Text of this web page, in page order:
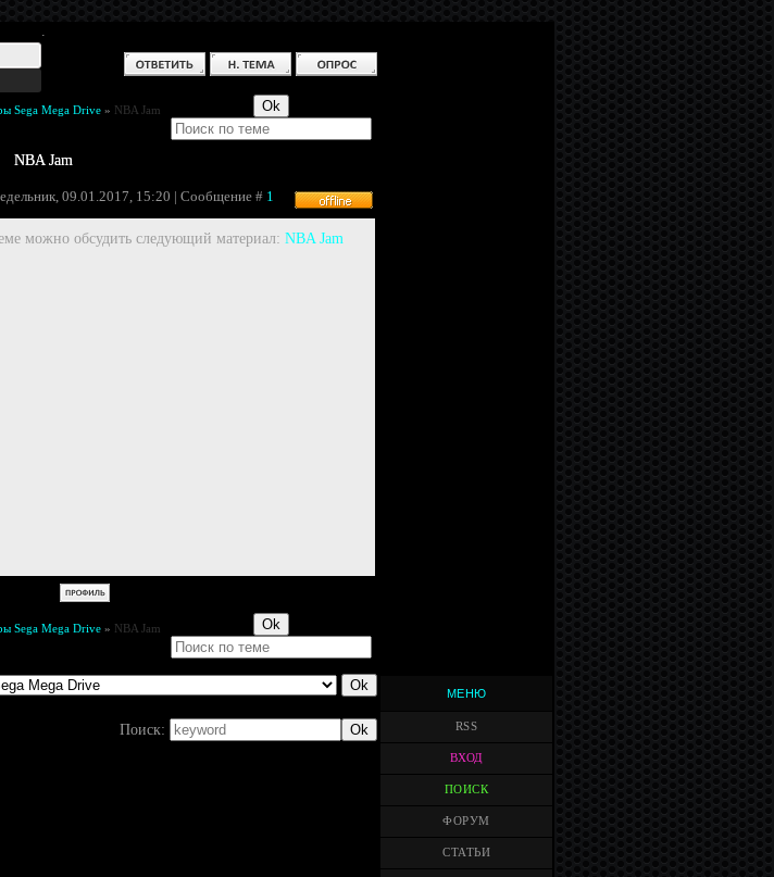
.
Sega Mega Drive » NBA Jam
NBA Jam
09.01.2017, 15:20 | Сообщение # 1
можно обсудить следующий материал: NBA Jam
Sega Mega Drive » NBA Jam
Поиск:
МЕНЮ
RSS
ВХОД
ПОИСК
ФОРУМ
СТАТЬИ